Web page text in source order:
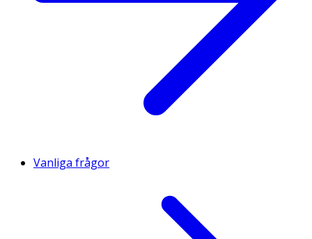
Vanliga frågor